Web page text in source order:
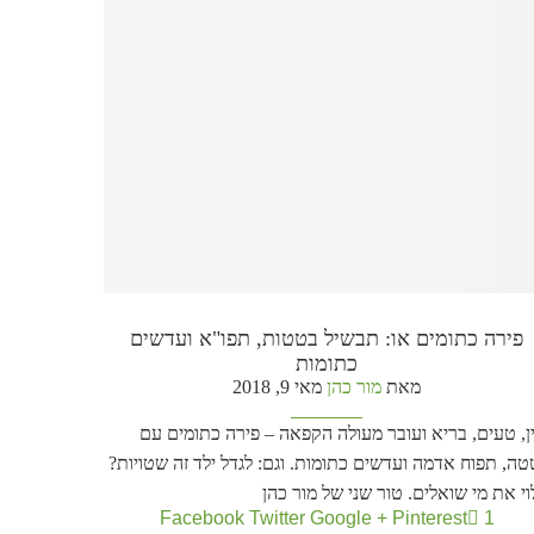
פירה כתומים או: תבשיל בטטות, תפו"א ועדשים
כתומות
מאת מור כהן מאי 9, 2018
טעים, בריא ועובר מעולה הקפאה – פירה כתומים עם
תפוח אדמה ועדשים כתומות. וגם: לגדל ילד זה שטויות?
את מי שואלים. טור שני של מור כהן
1
Facebook Twitter Google + Pinterest